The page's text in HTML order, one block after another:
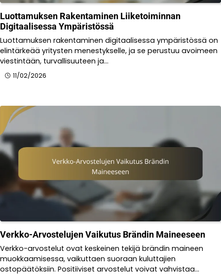
Luottamuksen Rakentaminen Liiketoiminnan
Digitaalisessa Ympäristössä
Luottamuksen rakentaminen digitaalisessa ympäristössä on
elintärkeää yritysten menestykselle, ja se perustuu avoimeen
viestintään, turvallisuuteen ja…
11/02/2026
Verkko-Arvostelujen Vaikutus Brändin Maineeseen
Verkko-arvostelut ovat keskeinen tekijä brändin maineen
muokkaamisessa, vaikuttaen suoraan kuluttajien
ostopäätöksiin. Positiiviset arvostelut voivat vahvistaa…